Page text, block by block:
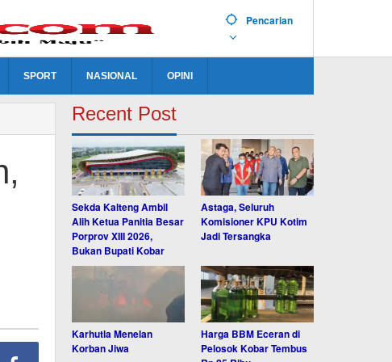
Pencarian
SPORT NASIONAL OPINI
Recent Post
Sekda Kalteng Ambil
Alih Ketua Panitia Besar
Porprov XIII 2026,
Bukan Bupati Kobar
Astaga, Seluruh
Komisioner KPU Kotim
Jadi Tersangka
Karhutla Menelan
Korban Jiwa
Harga BBM Eceran di
Pelosok Kobar Tembus